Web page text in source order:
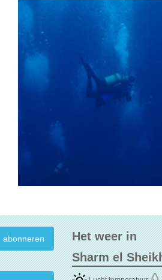
Het weer in